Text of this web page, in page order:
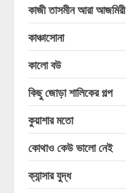
কাজী তাসমীন আরা আজমিরী
কাঞ্চাসোনা
কালো বউ
কিছু জোড়া শালিকের গল্প
কুয়াশার মতো
কোথাও কেউ ভালো নেই
ক্যান্সার যুদ্ধ